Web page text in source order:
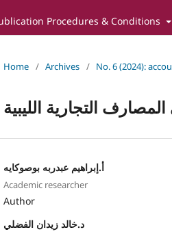
Procedures & Conditions
Home / Archives / No. 6 (2024):
التجارية الليبية
أ.إبراهيم عبدربه بوصوكايه
Academic researcher
Author
د.خالد زيدان الفضلي